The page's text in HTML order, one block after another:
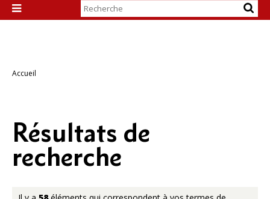

Chercher par
Recherche
Accueil
Résultats de
recherche